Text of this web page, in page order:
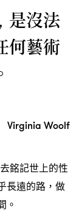
， 是沒法
何藝術
Virginia Woolf
銘記世上的性
長遠的路 ， 做
。